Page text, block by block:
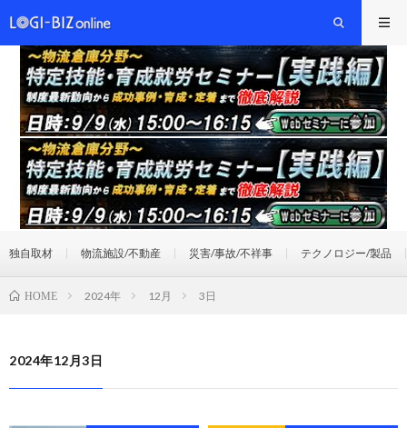
独自取材 物流施設/不動産 災害/事故/不祥事 テクノロジー/製品
HOME 2024年 12月 3日
2024年12月3日